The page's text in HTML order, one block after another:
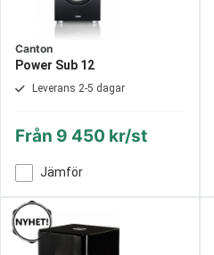
Canton
Power Sub 12
Leverans 2-5 dagar
Från 9 450 kr/st
Jämför